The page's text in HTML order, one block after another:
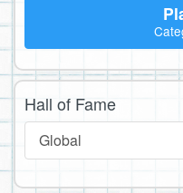
Hall of Fame
Global